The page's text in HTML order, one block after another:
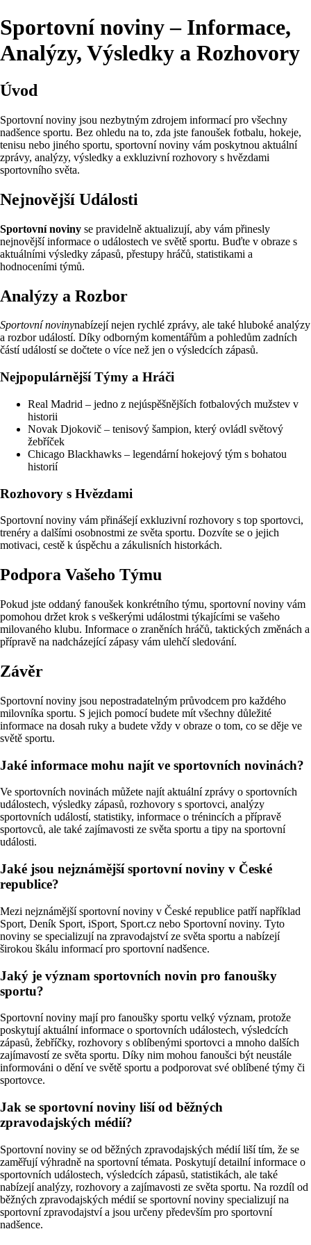
Sportovní noviny – Informace,
Analýzy, Výsledky a Rozhovory
Úvod
Sportovní noviny jsou nezbytným zdrojem informací pro všechny
nadšence sportu. Bez ohledu na to, zda jste fanoušek fotbalu, hokeje,
tenisu nebo jiného sportu, sportovní noviny vám poskytnou aktuální
zprávy, analýzy, výsledky a exkluzivní rozhovory s hvězdami
sportovního světa.
Nejnovější Události
Sportovní noviny se pravidelně aktualizují, aby vám přinesly
nejnovější informace o událostech ve světě sportu. Buďte v obraze s
aktuálními výsledky zápasů, přestupy hráčů, statistikami a
hodnoceními týmů.
Analýzy a Rozbor
Sportovní novinynabízejí nejen rychlé zprávy, ale také hluboké analýzy
a rozbor událostí. Díky odborným komentářům a pohledům zadních
částí událostí se dočtete o více než jen o výsledcích zápasů.
Nejpopulárnější Týmy a Hráči
Real Madrid – jedno z nejúspěšnějších fotbalových mužstev v
historii
Novak Djokovič – tenisový šampion, který ovládl světový
žebříček
Chicago Blackhawks – legendární hokejový tým s bohatou
historií
Rozhovory s Hvězdami
Sportovní noviny vám přinášejí exkluzivní rozhovory s top sportovci,
trenéry a dalšími osobnostmi ze světa sportu. Dozvíte se o jejich
motivaci, cestě k úspěchu a zákulisních historkách.
Podpora Vašeho Týmu
Pokud jste oddaný fanoušek konkrétního týmu, sportovní noviny vám
pomohou držet krok s veškerými událostmi týkajícími se vašeho
milovaného klubu. Informace o zraněních hráčů, taktických změnách a
přípravě na nadcházející zápasy vám ulehčí sledování.
Závěr
Sportovní noviny jsou nepostradatelným průvodcem pro každého
milovníka sportu. S jejich pomocí budete mít všechny důležité
informace na dosah ruky a budete vždy v obraze o tom, co se děje ve
světě sportu.
Jaké informace mohu najít ve sportovních novinách?
Ve sportovních novinách můžete najít aktuální zprávy o sportovních
událostech, výsledky zápasů, rozhovory s sportovci, analýzy
sportovních událostí, statistiky, informace o trénincích a přípravě
sportovců, ale také zajímavosti ze světa sportu a tipy na sportovní
události.
Jaké jsou nejznámější sportovní noviny v České
republice?
Mezi nejznámější sportovní noviny v České republice patří například
Sport, Deník Sport, iSport, Sport.cz nebo Sportovní noviny. Tyto
noviny se specializují na zpravodajství ze světa sportu a nabízejí
širokou škálu informací pro sportovní nadšence.
Jaký je význam sportovních novin pro fanoušky
sportu?
Sportovní noviny mají pro fanoušky sportu velký význam, protože
poskytují aktuální informace o sportovních událostech, výsledcích
zápasů, žebříčky, rozhovory s oblíbenými sportovci a mnoho dalších
zajímavostí ze světa sportu. Díky nim mohou fanoušci být neustále
informováni o dění ve světě sportu a podporovat své oblíbené týmy či
sportovce.
Jak se sportovní noviny liší od běžných
zpravodajských médií?
Sportovní noviny se od běžných zpravodajských médií liší tím, že se
zaměřují výhradně na sportovní témata. Poskytují detailní informace o
sportovních událostech, výsledcích zápasů, statistikách, ale také
nabízejí analýzy, rozhovory a zajímavosti ze světa sportu. Na rozdíl od
běžných zpravodajských médií se sportovní noviny specializují na
sportovní zpravodajství a jsou určeny především pro sportovní
nadšence.